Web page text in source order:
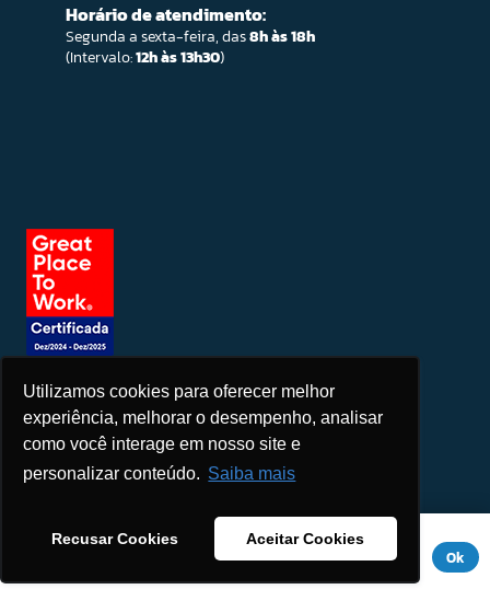
Utilizamos cookies para oferecer melhor
experiência, melhorar o desempenho, analisar
como você interage em nosso site e
personalizar conteúdo. Saiba mais
Recusar Cookies Aceitar Cookies
Horário de atendimento:
Segunda a sexta-feira, das8h às 18h
(Intervalo:12h às 13h30)
Seja um patrocinador
Este site usa cookies para melhorar sua experiência. Se você
continuar a usar este site, você concorda com ele.Aviso de
Privacidade
Ok